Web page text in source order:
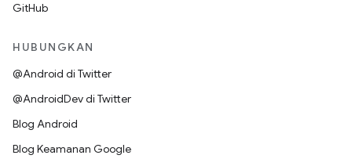
GitHub
HUBUNGKAN
@Android di Twitter
@AndroidDev di Twitter
Blog Android
Blog Keamanan Google